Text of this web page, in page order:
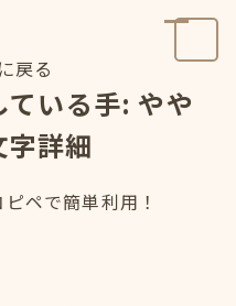
戻る
ている手: やや
詳細
ペで簡単利用！